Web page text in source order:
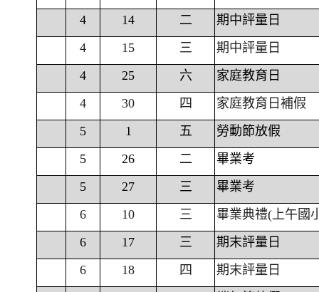
4
14 二
期中評量日
4
15 三
期中評量日
4
25 六
家庭教育日
4
30 四
家庭教育日補假
5
1 五
勞動節放假
5
26 二
畢業考
5
27 三
畢業考
6
10 三
畢業典禮(上午國
6
17 三
期末評量日
6
18 四
期末評量日